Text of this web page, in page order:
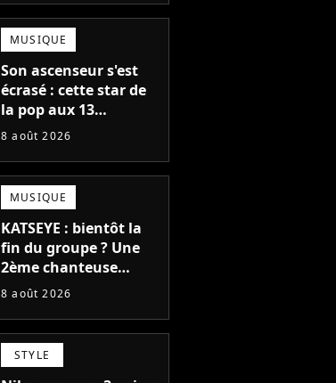
fiction avec Dwayne
Johnson mettrait fin à
sa carrière
MUSIQUE
Son ascenseur s'est
écrasé : cette star de
la pop aux 13
milliards d'écoutes a
pensais ne plus
jamais chanter"
8 août 2026
MUSIQUE
KATSEYE : bientôt la
fin du groupe ? Une
2ème chanteuse
s'éloigne en 6 mois,
décision n’a pas été
facile"
8 août 2026
STYLE